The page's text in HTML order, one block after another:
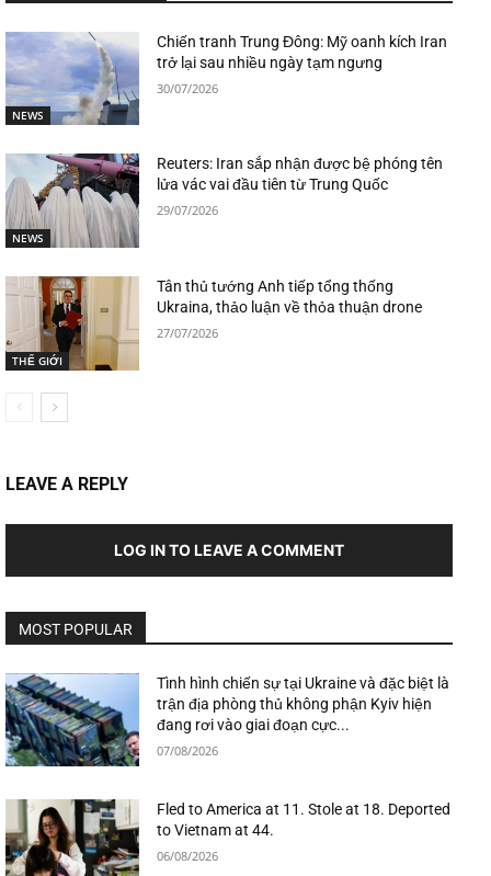
NEWS
Chiến tranh Trung Đông: Mỹ oanh kích Iran
trở lại sau nhiều ngày tạm ngưng
30/07/2026
NEWS
Reuters: Iran sắp nhận được bệ phóng tên
lửa vác vai đầu tiên từ Trung Quốc
29/07/2026
THẾ GIỚI
Tân thủ tướng Anh tiếp tổng thống
Ukraina, thảo luận về thỏa thuận drone
27/07/2026
LEAVE A REPLY
LOG IN TO LEAVE A COMMENT
MOST POPULAR
Tình hình chiến sự tại Ukraine và đặc biệt là
trận địa phòng thủ không phận Kyiv hiện
đang rơi vào giai đoạn cực...
07/08/2026
Fled to America at 11. Stole at 18. Deported
to Vietnam at 44.
06/08/2026